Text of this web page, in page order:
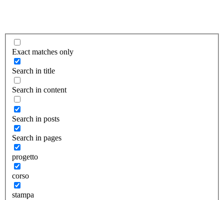
Exact matches only
Search in title
Search in content
Search in posts
Search in pages
progetto
corso
stampa